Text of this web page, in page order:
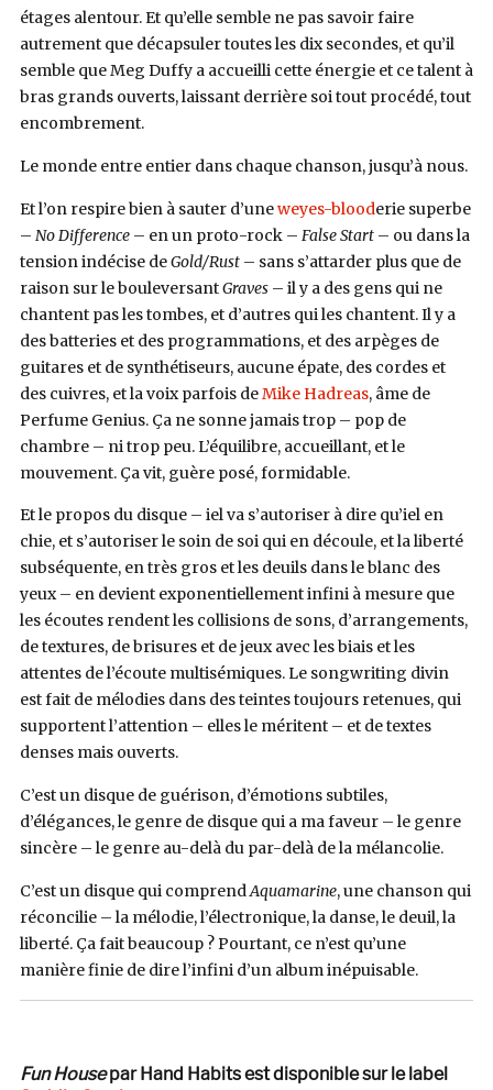
étages alentour. Et qu’elle semble ne pas savoir faire
autrement que décapsuler toutes les dix secondes, et qu’il
semble que Meg Duffy a accueilli cette énergie et ce talent à
bras grands ouverts, laissant derrière soi tout procédé, tout
encombrement.
Le monde entre entier dans chaque chanson, jusqu’à nous.
Et l’on respire bien à sauter d’uneweyes-blooderie superbe
– No Difference– en un proto-rock – False Start– ou dans la
tension indécise deGold/Rust– sans s’attarder plus que de
raison sur le bouleversantGraves– il y a des gens qui ne
chantent pas les tombes, et d’autres qui les chantent. Il y a
des batteries et des programmations, et des arpèges de
guitares et de synthétiseurs, aucune épate, des cordes et
des cuivres, et la voix parfois deMike Hadreas, âme de
Perfume Genius. Ça ne sonne jamais trop – pop de
chambre – ni trop peu. L’équilibre, accueillant, et le
mouvement. Ça vit, guère posé, formidable.
Et le propos du disque – iel va s’autoriser à dire qu’iel en
chie, et s’autoriser le soin de soi qui en découle, et la liberté
subséquente, en très gros et les deuils dans le blanc des
yeux – en devient exponentiellement infini à mesure que
les écoutes rendent les collisions de sons, d’arrangements,
de textures, de brisures et de jeux avec les biais et les
attentes de l’écoute multisémiques. Le songwriting divin
est fait de mélodies dans des teintes toujours retenues, qui
supportent l’attention – elles le méritent – et de textes
denses mais ouverts.
C’est un disque de guérison, d’émotions subtiles,
d’élégances, le genre de disque qui a ma faveur – le genre
sincère – le genre au-delà du par-delà de la mélancolie.
C’est un disque qui comprendAquamarine, une chanson qui
réconcilie – la mélodie, l’électronique, la danse, le deuil, la
liberté. Ça fait beaucoup ? Pourtant, ce n’est qu’une
manière finie de dire l’infini d’un album inépuisable.
Fun Housepar Hand Habits est disponible sur le label